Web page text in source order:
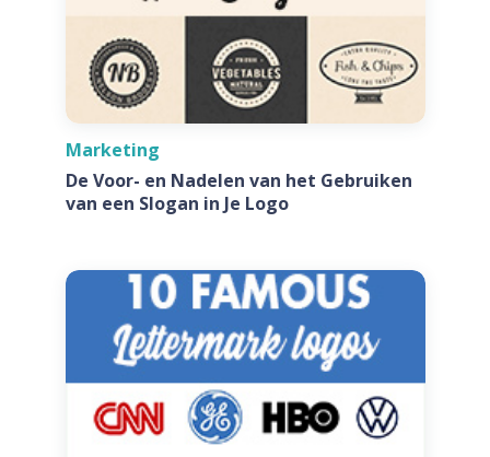
Marketing
De Voor- en Nadelen van het Gebruiken
van een Slogan in Je Logo